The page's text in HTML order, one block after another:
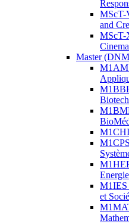
MScT-
and
MScT-
Master
M1IES
et